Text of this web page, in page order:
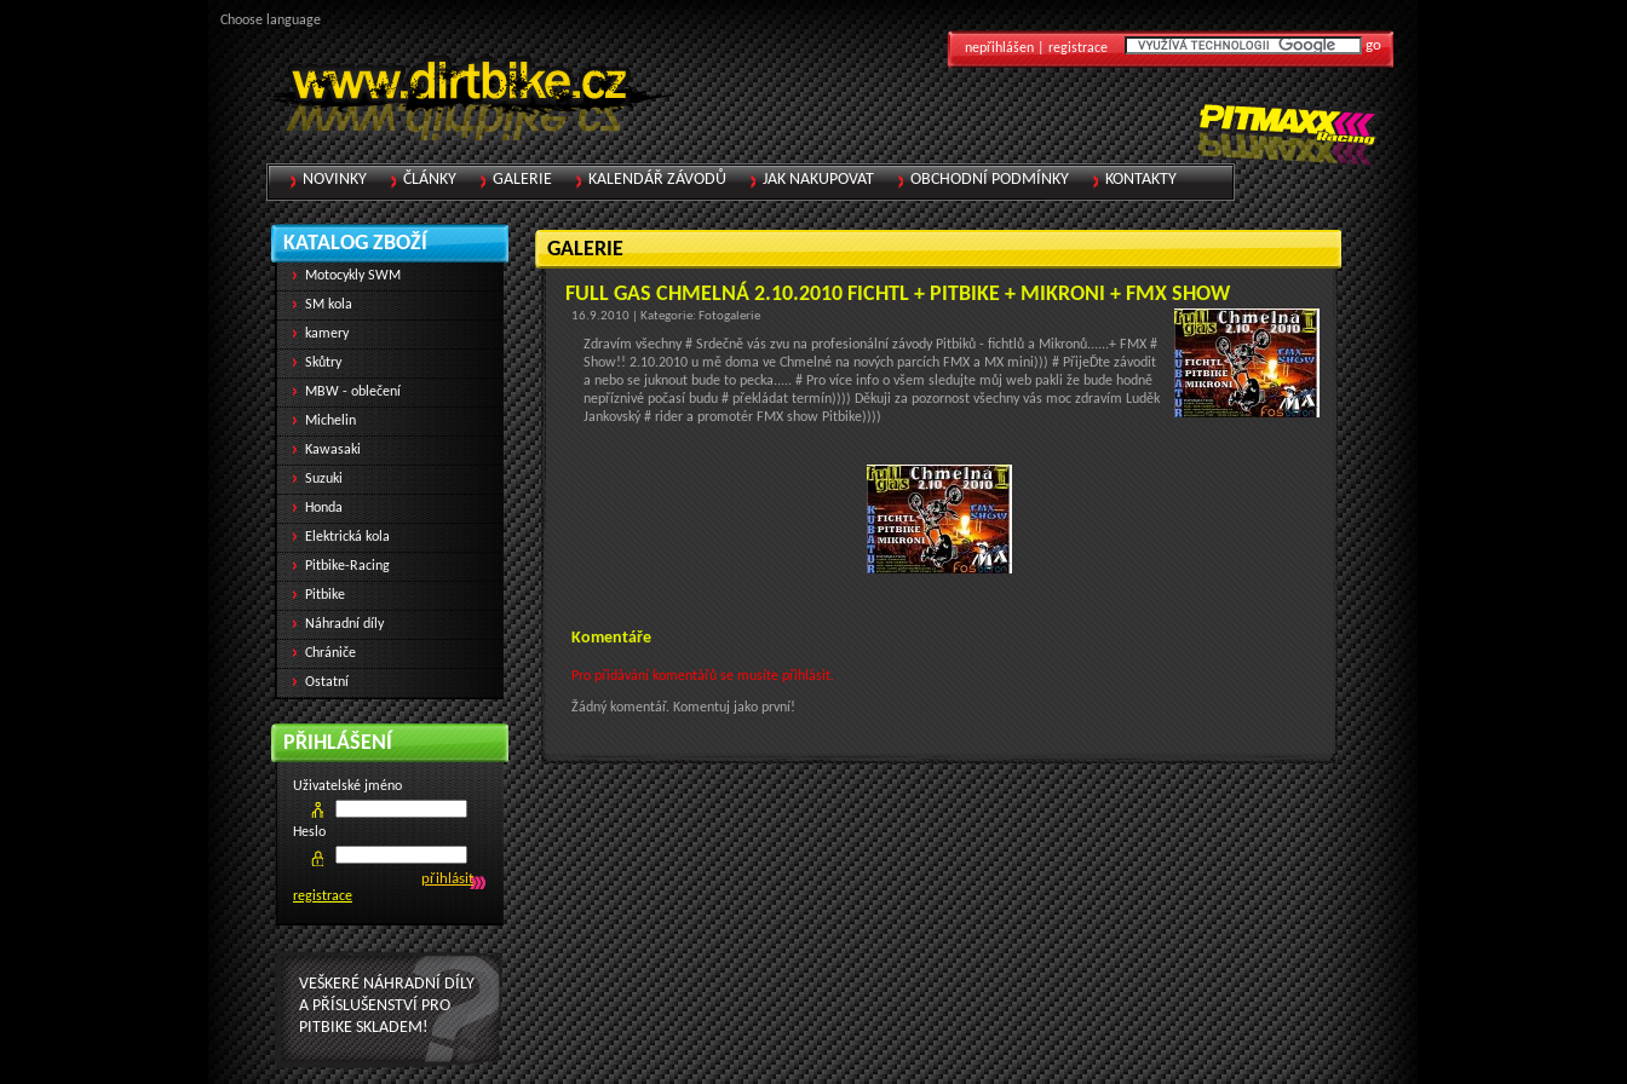
GALERIE
FULL GAS CHMELNÁ 2.10.2010 FICHTL + PITBIKE + MIKRONI + FMX SHOW
16.9.2010 | Kategorie: Fotogalerie
Zdravím všechny # Srdečně vás zvu na profesionální závody Pitbiků - fichtlů a Mikronů......+ FMX #
Show!! 2.10.2010 u mě doma ve Chmelné na nových parcích FMX a MX mini))) # PřijeĎte závodit
a nebo se juknout bude to pecka..... # Pro více info o všem sledujte můj web pakli že bude hodně
nepříznivé počasí budu # překládat termín)))) Děkuji za pozornost všechny vás moc zdravím Luděk
Jankovský # rider a promotér FMX show Pitbike))))
Komentáře
Pro přidávání komentářů se musíte přihlásit.
Žádný komentář. Komentuj jako první!
KATALOG ZBOŽÍ
Motocykly SWM
SM kola
kamery
Skůtry
MBW - oblečení
Michelin
Kawasaki
Suzuki
Honda
Elektrická kola
Pitbike-Racing
Pitbike
Náhradní díly
Chrániče
Ostatní
PŘIHLÁŠENÍ
Uživatelské jméno
Heslo
registrace
VEŠKERÉ NÁHRADNÍ DÍLY
A PŘÍSLUŠENSTVÍ PRO
PITBIKE SKLADEM!
NOVINKY ČLÁNKY GALERIE KALENDÁŘ ZÁVODŮ JAK NAKUPOVAT OBCHODNÍ PODMÍNKY KONTAKTY
nepřihlášen | registrace
Choose language